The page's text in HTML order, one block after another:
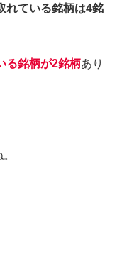
れている銘柄は4銘
る銘柄が2銘柄あり